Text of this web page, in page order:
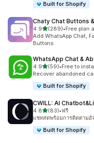
Built for Shopify
Chaty Chat Buttons
4.9เต็ม 5 ดาว
(289)
ทั้งหมด 289 รีวิว
•Free plan
Add WhatsApp Chat,
Buttons
WhatsApp Chat &
4.9เต็ม 5 ดาว
(59)
ทั้งหมด 59 รีวิว
•Free to
Recover abandoned
Built for Shopify
CWILL: AI
4.8เต็ม 5 ดาว
(83)
ทั้งหมด 83 รีวิว
•ฟรี
แชทสดพร้อมการติดตามอั
Built for Shopify